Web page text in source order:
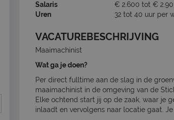
Salaris
€ 2.600 tot €
Uren
32 tot 40 uur per
VACATUREBESCHRIJVING
Maaimachinist
Wat ga je doen?
Per direct fulltime aan de slag in de
maaimachinist in de omgeving van de
Elke ochtend start jij op de zaak, waar je
inlaadt en vervolgens naar locatie gaat.